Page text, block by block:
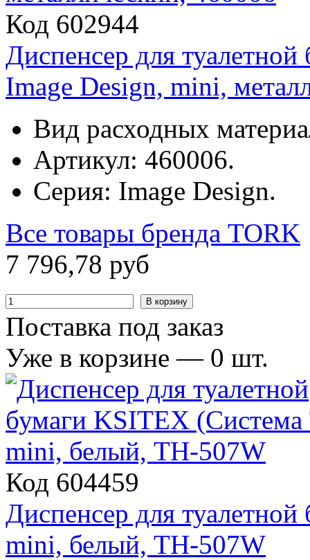
Код 602944
Диспенсер для
Image Design, mini,
Вид расходных
Артикул: 460006.
Серия: Image Design.
Все товары бренда TORK
7 796,78 руб
В корзину
Поставка под заказ
Уже в корзине — 0 шт.
Код 604459
Диспенсер для
mini, белый, TH-507W